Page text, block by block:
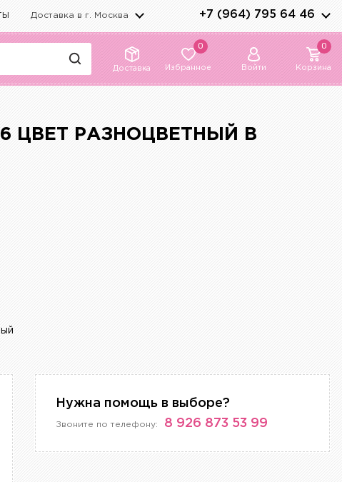
Доставка в г. Москва +7 (964) 795 64 46
Доставка
0
Избранное Войти
0
Корзина
ЦВЕТ РАЗНОЦВЕТНЫЙ В
Нужна помощь в выборе?
Звоните по телефону: 8 926 873 53 99